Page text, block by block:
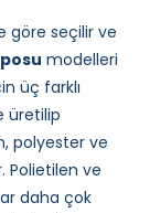
göre seçilir ve
modelleri
üç farklı
üretilip
polyester ve
Polietilen ve
daha çok